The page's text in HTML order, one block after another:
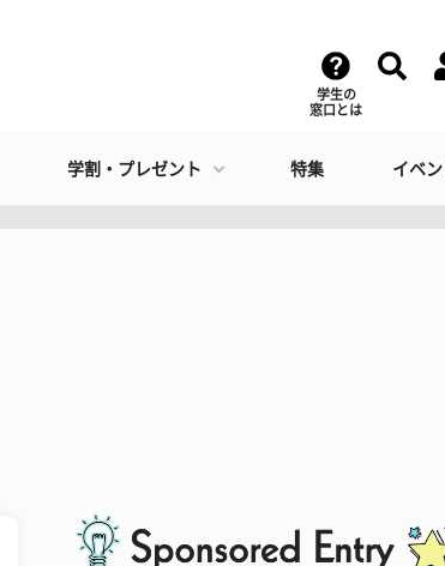
学生の
窓口とは
学割・プレゼント 特集 イベン